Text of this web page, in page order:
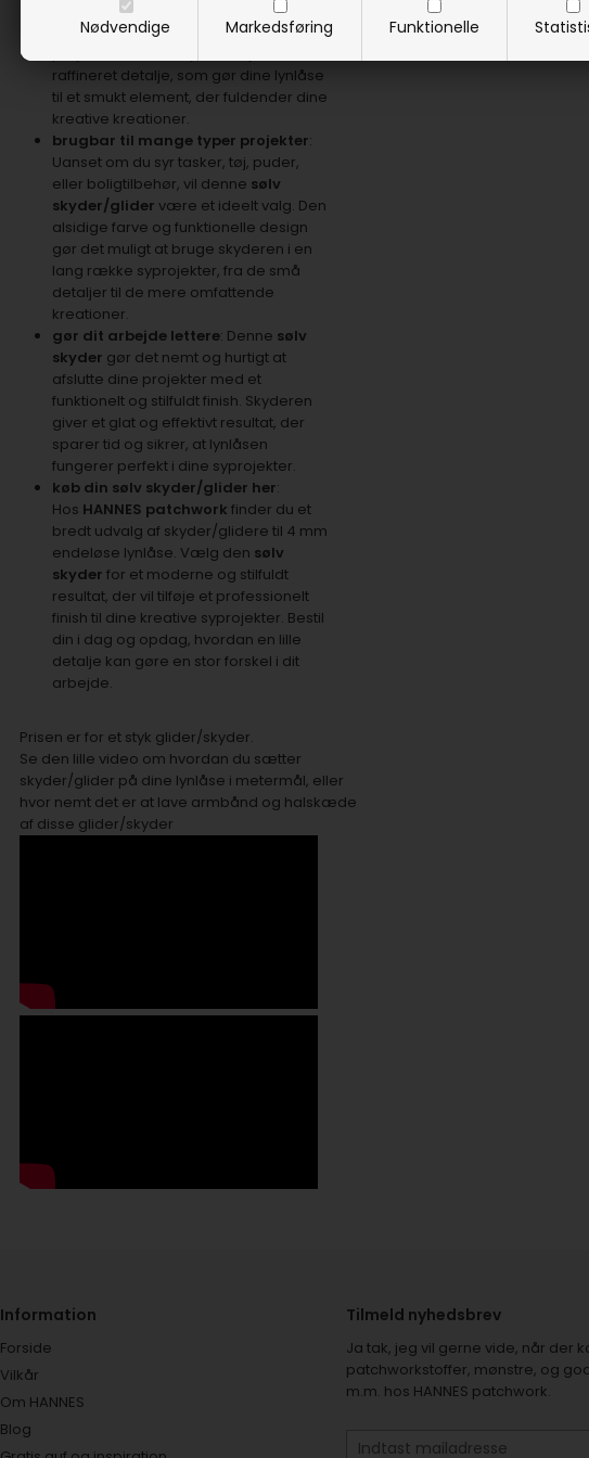
Nødvendige Markedsføring Funktionelle
sølv skyder
giver et professionelt
og elegant udseende til alle dine
raffineret detalje, som gør dine lynlåse
til et smukt element, der fuldender dine
kreative kreationer.
brugbar til mange typer projekter:
Uanset om du syr tasker, tøj, puder,
eller boligtilbehør, vil denne sølv
skyder/glider være et ideelt valg. Den
alsidige farve og funktionelle design
gør det muligt at bruge skyderen i en
lang række syprojekter, fra de små
detaljer til de mere omfattende
kreationer.
gør dit arbejde lettere: Denne sølv
skyder gør det nemt og hurtigt at
afslutte dine projekter med et
funktionelt og stilfuldt finish. Skyderen
giver et glat og effektivt resultat, der
sparer tid og sikrer, at lynlåsen
fungerer perfekt i dine syprojekter.
køb din sølv skyder/glider her:
Hos HANNES patchwork finder du et
bredt udvalg af skyder/glidere til 4 mm
endeløse lynlåse. Vælg den sølv
skyder for et moderne og stilfuldt
resultat, der vil tilføje et professionelt
finish til dine kreative syprojekter. Bestil
din i dag og opdag, hvordan en lille
detalje kan gøre en stor forskel i dit
arbejde.
Prisen er for et styk glider/skyder.
Se den lille video om hvordan du sætter
skyder/glider på dine lynlåse i metermål, eller
hvor nemt det er at lave armbånd og halskæde
af disse glider/skyder
Information
Forside
Vilkår
Om HANNES
Blog
Tilmeld nyhedsbrev
Ja tak, jeg vil gerne vide, når der
patchworkstoffer, mønstre, og
m.m. hos HANNES patchwork.